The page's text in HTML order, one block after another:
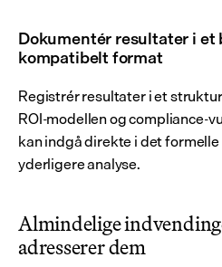
Dokumentér resultater i et
kompatibelt format
Registrér resultater i et
ROI-modellen og compliance-
kan indgå direkte i det
yderligere analyse.
Almindelige
adresserer dem